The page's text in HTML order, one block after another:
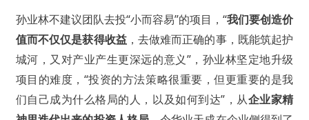
孙业林不建议团队去投“小而容易”的项目，“我们要创造价
值而不仅仅是获得收益，去做难而正确的事，既能筑起护
城河，又对产业产生更深远的意义”，孙业林坚定地升级
项目的难度，“投资的方法策略很重要，但更重要的是我
们自己成为什么格局的人，以及如何到达”，从企业家精